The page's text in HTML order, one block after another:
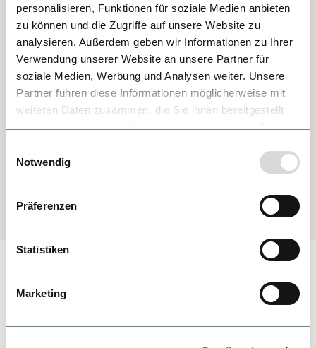
personalisieren, Funktionen für soziale Medien anbieten
zu können und die Zugriffe auf unsere Website zu
analysieren. Außerdem geben wir Informationen zu Ihrer
Verwendung unserer Website an unsere Partner für
soziale Medien, Werbung und Analysen weiter. Unsere
Partner führen diese Informationen möglicherweise mit
weiteren Daten zusammen, die Sie ihnen bereitgestellt
haben oder die sie im Rahmen Ihrer Nutzung der Dienste
Notwendig
Präferenzen
Statistiken
Marketing
SCHLAFZIMMER